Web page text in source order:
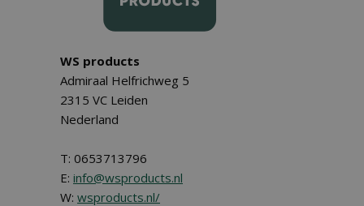
WS products
Admiraal Helfrichweg 5
2315 VC Leiden
Nederland
T: 0653713796
E: info@wsproducts.nl
W: wsproducts.nl/